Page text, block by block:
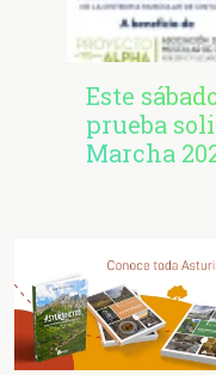
Este
prueba
Marcha